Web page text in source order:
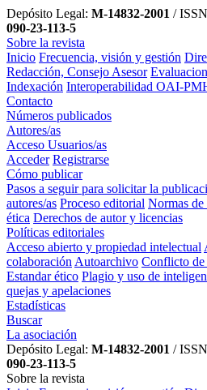
Depósito Legal: M-14832-2001 /
090-23-113-5
Sobre la revista
Inicio Frecuencia, visión y gestión
Redacción, Consejo Asesor
Indexación Interoperabilidad OAI-
Contacto
Números publicados
Autores/as
Acceso Usuarios/as
Acceder Registrarse
Cómo publicar
Pasos a seguir para solicitar la
autores/as Proceso editorial Normas
ética Derechos de autor y licencias
Políticas editoriales
Acceso abierto y propiedad intelectual
colaboración Autoarchivo Conflicto de
Estandar ético Plagio y uso de
quejas y apelaciones
Estadísticas
Buscar
La asociación
Depósito Legal: M-14832-2001 /
090-23-113-5
Sobre la revista